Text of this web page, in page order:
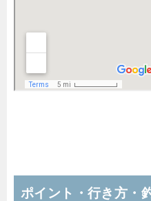
ポイント・行き方・